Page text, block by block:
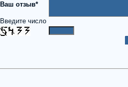
Ваш отзыв*
Введите число